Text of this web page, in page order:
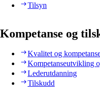
Tilsyn
Kompetanse og
Kvalitet og
Kompetanseutvikling
Lederutdanning
Tilskudd